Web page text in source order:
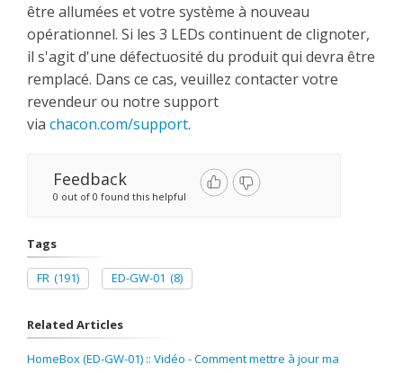
être allumées et votre système à nouveau
opérationnel. Si les 3 LEDs continuent de clignoter,
il s'agit d'une défectuosité du produit qui devra être
remplacé. Dans ce cas, veuillez contacter votre
revendeur ou notre support
via chacon.com/support.
Feedback
0 out of 0 found this helpful
Tags
FR (191) ED-GW-01 (8)
Related Articles
HomeBox (ED-GW-01) :: Vidéo - Comment mettre à jour ma